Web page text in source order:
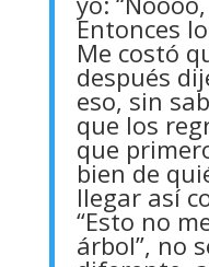
Entonces
Me costó
después
eso, sin
que los
que
bien de
llegar así
“Esto no
árbol”, no